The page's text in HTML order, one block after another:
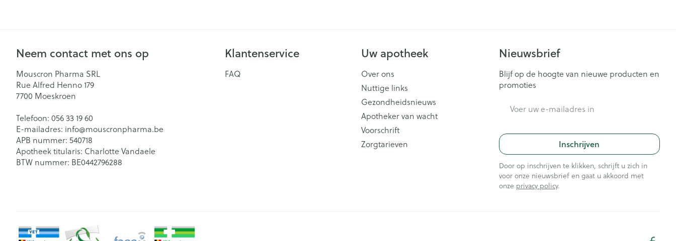
Neem contact met ons op
Mouscron Pharma SRL
Rue Alfred Henno 179
7700 Moeskroen
Telefoon: 056 33 19 60
E-mailadres: info@mouscronpharma.be
APB nummer: 540718
Apotheek titularis: Charlotte Vandaele
BTW nummer: BE0442796288
Klantenservice
FAQ
Uw apotheek
Over ons
Nuttige links
Gezondheidsnieuws
Apotheker van wacht
Voorschrift
Zorgtarieven
Nieuwsbrief
Blijf op de hoogte van nieuwe producten en
promoties
Inschrijven
Door op inschrijven te klikken, schrijft u zich in
voor onze nieuwsbrief en gaat u akkoord met
onze privacy policy.